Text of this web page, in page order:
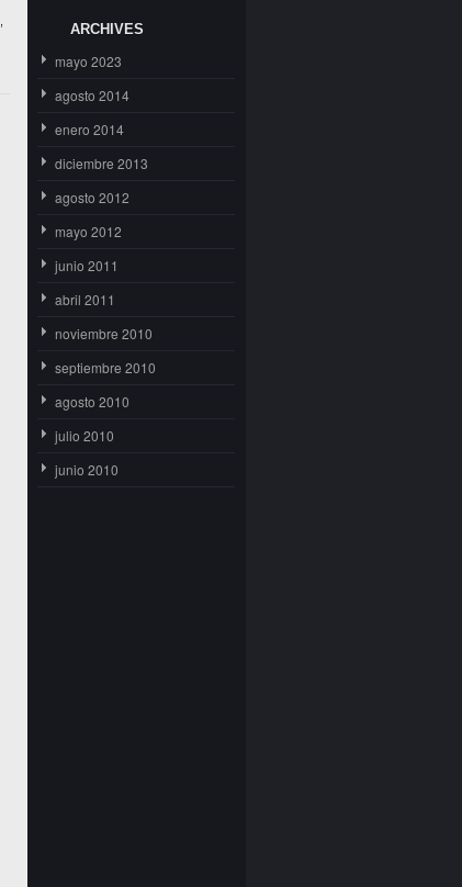
ARCHIVES
mayo 2023
agosto 2014
enero 2014
diciembre 2013
agosto 2012
mayo 2012
junio 2011
abril 2011
noviembre 2010
septiembre 2010
agosto 2010
julio 2010
junio 2010